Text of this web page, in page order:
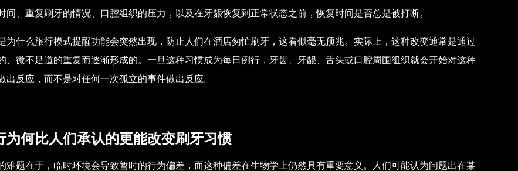
间、重复刷牙的情况、口腔组织的压力，以及在牙龈恢复到正常状态之前，恢复时间是否总是被打断。
为什么旅行模式提醒功能会突然出现，防止人们在酒店匆忙刷牙，这看似毫无预兆。实际上，这种改变通常是通过
、微不足道的重复而逐渐形成的。一旦这种习惯成为每日例行，牙齿、牙龈、舌头或口腔周围组织就会开始对这种
出反应，而不是对任何一次孤立的事件做出反应。
为何比人们承认的更能改变刷牙习惯
难题在于，临时环境会导致暂时的行为偏差，而这种偏差在生物学上仍然具有重要意义。人们可能认为问题出在某